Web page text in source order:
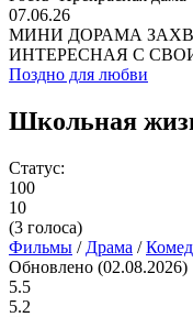
07.06.26
МИНИ ДОРАМА
ИНТЕРЕСНАЯ С
Поздно для любви
Школьная
Статус:
100
10
(3 голоса)
Фильмы / Драма /
Обновлено (02.08.2026)
5.5
5.2